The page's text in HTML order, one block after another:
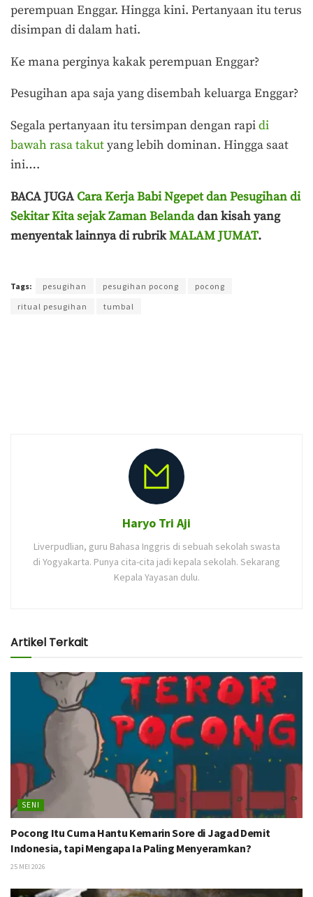
perempuan Enggar. Hingga kini. Pertanyaan itu terus
disimpan di dalam hati.
Ke mana perginya kakak perempuan Enggar?
Pesugihan apa saja yang disembah keluarga Enggar?
Segala pertanyaan itu tersimpan dengan rapidi
bawah rasa takutyang lebih dominan. Hingga saat
ini….
BACA JUGACara Kerja Babi Ngepet dan Pesugihan di
Sekitar Kita sejak Zaman Belandadan kisah yang
menyentak lainnya di rubrikMALAM JUMAT.
Tags: pesugihan pesugihan pocong
pocong
ritual pesugihan
tumbal
Haryo Tri Aji
Liverpudlian, guru Bahasa Inggris di sebuah sekolah swasta
di Yogyakarta. Punya cita-cita jadi kepala sekolah. Sekarang
Kepala Yayasan dulu.
Artikel Terkait
SENI
Pocong Itu Cuma Hantu Kemarin Sore di Jagad Demit
Indonesia, tapi Mengapa Ia Paling Menyeramkan?
25 MEI 2026